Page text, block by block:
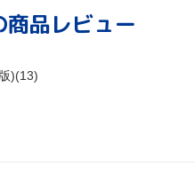
商品レビュー
)(13)